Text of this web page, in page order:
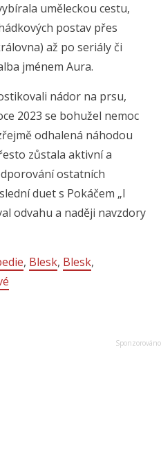
uměleckou cestu,
postav přes
až po seriály či
jménem Aura.
nádor na prsu,
2023 se bohužel nemoc
odhalená náhodou
zůstala aktivní a
ostatních
duet s Pokáčem „I
odvahu a naději navzdory
, Blesk, Blesk,